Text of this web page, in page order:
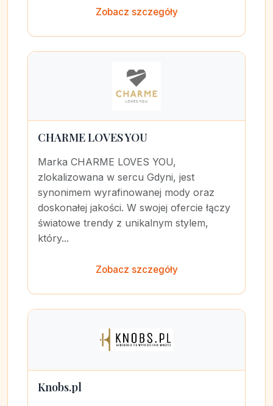
Zobacz szczegóły
CHARME LOVES YOU
Marka CHARME LOVES YOU,
zlokalizowana w sercu Gdyni, jest
synonimem wyrafinowanej mody oraz
doskonałej jakości. W swojej ofercie łączy
światowe trendy z unikalnym stylem,
który...
Zobacz szczegóły
Knobs.pl